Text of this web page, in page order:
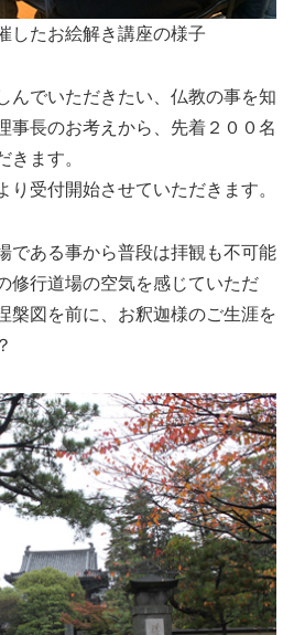
したお絵解き講座の様子
んでいただきたい、仏教の事を知
事長のお考えから、先着２００名
きます。
り受付開始させていただきます。
である事から普段は拝観も不可能
修行道場の空気を感じていただ
槃図を前に、お釈迦様のご生涯を